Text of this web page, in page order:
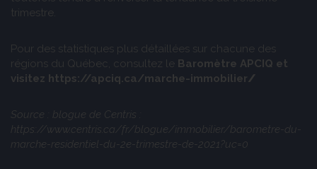
trimestre.
Pour des statistiques plus détaillées sur chacune des
régions du Québec, consultez le Baromètre APCIQ et
visitez https://apciq.ca/marche-immobilier/
Source : blogue de Centris :
https://www.centris.ca/fr/blogue/immobilier/barometre-du-
marche-residentiel-du-2e-trimestre-de-2021?uc=0